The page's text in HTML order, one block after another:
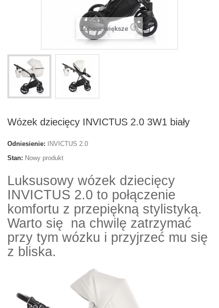
Zobacz większe
Wózek dziecięcy INVICTUS 2.0 3W1 biały
Odniesienie:
INVICTUS 2.0
Stan: Nowy produkt
Luksusowy wózek dziecięcy
INVICTUS 2.0 to połączenie
komfortu z przepiękną stylistyką.
Warto się na chwilę zatrzymać
przy tym wózku i przyjrzeć mu się
z bliska.